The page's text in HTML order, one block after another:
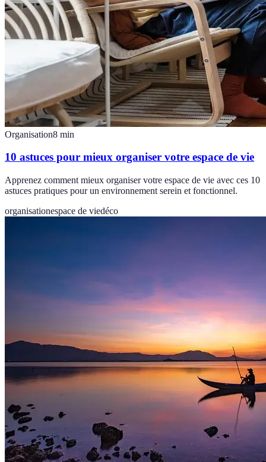
Organisation8 min
10 astuces pour mieux organiser votre espace de vie
Apprenez comment mieux organiser votre espace de vie avec ces 10
astuces pratiques pour un environnement serein et fonctionnel.
organisationespace de viedéco